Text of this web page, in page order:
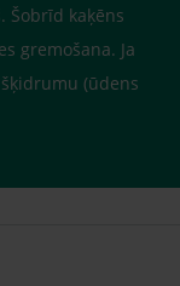
Šobrīd kaķēns
gremošana. Ja
(ūdens